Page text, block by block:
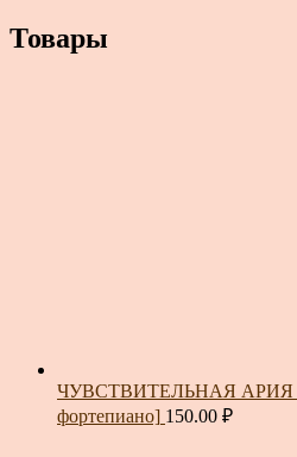
Товары
ЧУВСТВИТЕЛЬНАЯ АРИЯ
фортепиано] 150.00 ₽